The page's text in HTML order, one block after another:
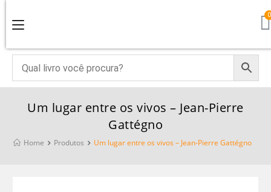
Um lugar entre os vivos – Jean-Pierre
Gattégno
Home Produtos Um lugar entre os vivos – Jean-Pierre Gattégno